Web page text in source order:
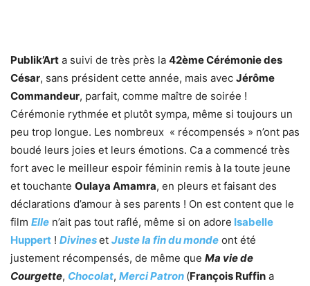
Publik’Art a suivi de très près la 42ème Cérémonie des
César, sans président cette année, mais avec Jérôme
Commandeur, parfait, comme maître de soirée !
Cérémonie rythmée et plutôt sympa, même si toujours un
peu trop longue. Les nombreux « récompensés » n’ont pas
boudé leurs joies et leurs émotions. Ca a commencé très
fort avec le meilleur espoir féminin remis à la toute jeune
et touchante Oulaya Amamra, en pleurs et faisant des
déclarations d’amour à ses parents ! On est content que le
film Elle n’ait pas tout raflé, même si on adore Isabelle
Huppert ! Divineset Juste la fin du monde ont été
justement récompensés, de même que Ma vie de
Courgette, Chocolat, Merci Patron (François Ruffin a